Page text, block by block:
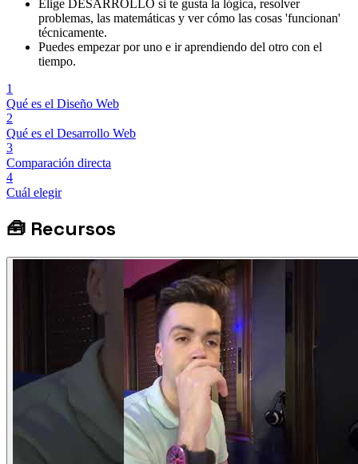
Elige DESARROLLO si te gusta la lógica, resolver
problemas, las matemáticas y ver cómo las cosas 'funcionan'
técnicamente.
Puedes empezar por uno e ir aprendiendo del otro con el
tiempo.
1
Qué es el Diseño Web
2
Qué es el Desarrollo Web
3
Comparación directa
4
Cuál elegir
🧰 Recursos